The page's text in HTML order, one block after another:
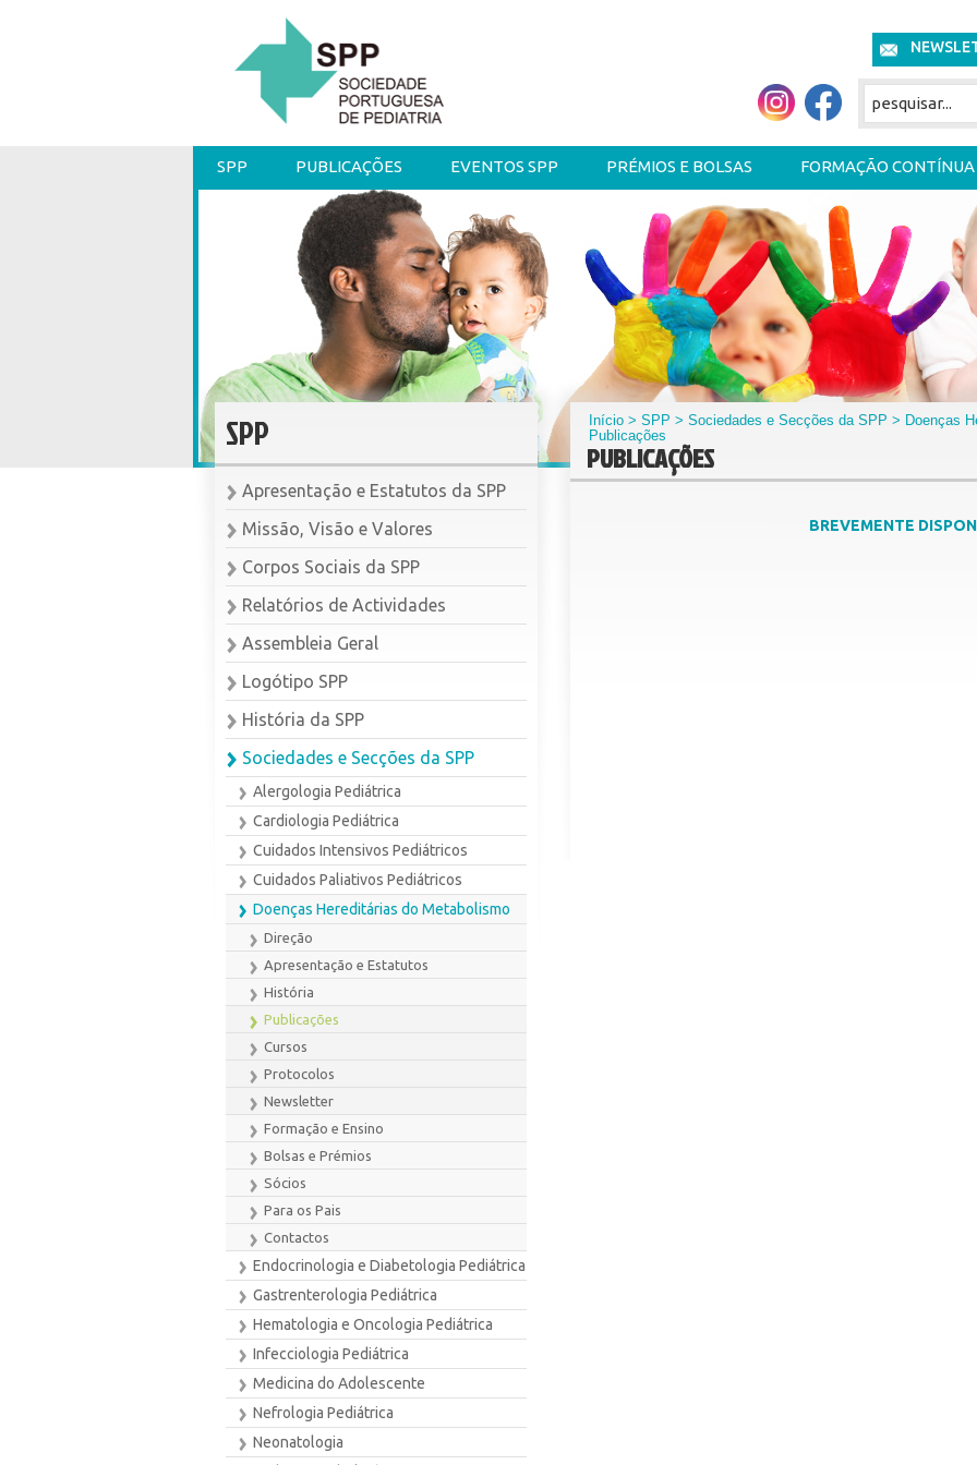
SPP PUBLICAÇÕES EVENTOS SPP PRÉMIOS E BOLSAS FORMAÇÃO CONTÍNUA
SPP
Apresentação e Estatutos da SPP
Missão, Visão e Valores
Corpos Sociais da SPP
Relatórios de Actividades
Assembleia Geral
Logótipo SPP
História da SPP
Sociedades e Secções da SPP
Alergologia Pediátrica
Cardiologia Pediátrica
Cuidados Intensivos Pediátricos
Cuidados Paliativos Pediátricos
Doenças Hereditárias do Metabolismo
Direção
Apresentação e Estatutos
História
Publicações
Cursos
Protocolos
Newsletter
Formação e Ensino
Bolsas e Prémios
Sócios
Para os Pais
Contactos
Endocrinologia e Diabetologia Pediátrica
Gastrenterologia Pediátrica
Hematologia e Oncologia Pediátrica
Infecciologia Pediátrica
Medicina do Adolescente
Nefrologia Pediátrica
Neonatologia
Início >SPP >Sociedades e Secções da SPP > Doenças
Publicações
PUBLICAÇÕES
BREVEMENTE